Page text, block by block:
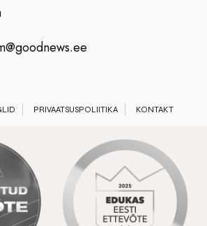
PRIVAATSUSPOLIITIKA KONTAKT